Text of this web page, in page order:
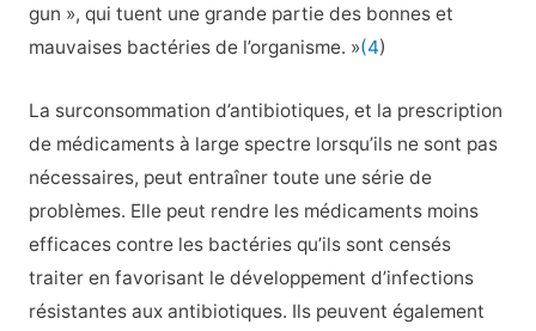
gun », qui tuent une grande partie des bonnes et
mauvaises bactéries de l’organisme. »(4)
La surconsommation d’antibiotiques, et la prescription
de médicaments à large spectre lorsqu’ils ne sont pas
nécessaires, peut entraîner toute une série de
problèmes. Elle peut rendre les médicaments moins
efficaces contre les bactéries qu’ils sont censés
traiter en favorisant le développement d’infections
résistantes aux antibiotiques. Ils peuvent également